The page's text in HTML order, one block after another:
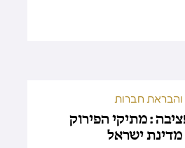
והבראת חברות
: מתיקי הפירוק
ישראל